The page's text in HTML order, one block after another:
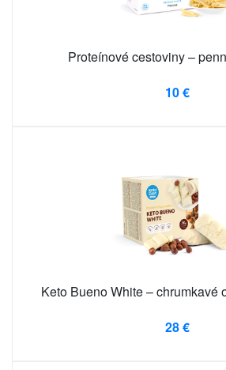
Proteínové cestoviny –
10 €
Keto Bueno White – chrumkavé
28 €